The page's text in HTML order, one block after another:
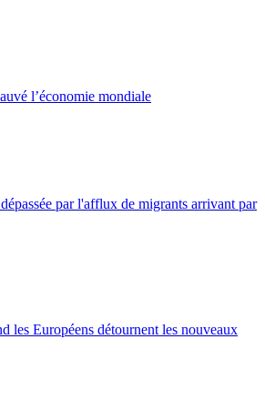
l’économie mondiale
par l'afflux de migrants arrivant par
les Européens détournent les nouveaux